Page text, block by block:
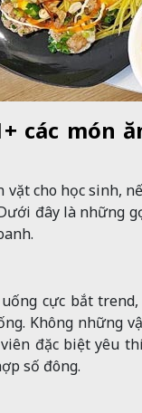
các món
vặt cho học sinh,
đây là những
cực bắt
Không những
đặc biệt yêu
số đông.